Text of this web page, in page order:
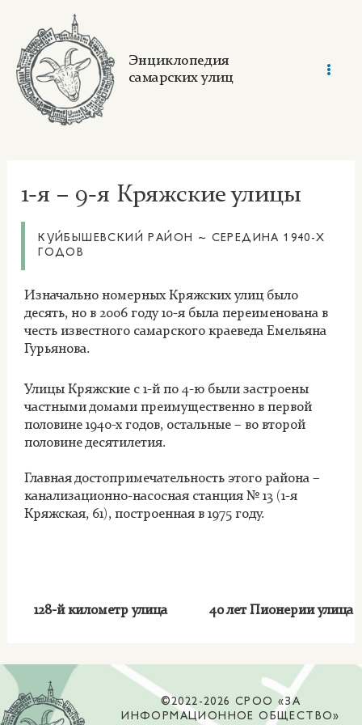
content
Энциклопедия
самарских улиц
1-я – 9-я Кряжские улицы
КУЙБЫШЕВСКИЙ РАЙОН ~ СЕРЕДИНА 1940-Х
ГОДОВ
Изначально номерных Кряжских улиц было
десять, но в 2006 году 10-я была переименована в
честь известного самарского краеведа Емельяна
Гурьянова.
Улицы Кряжские с 1-й по 4-ю были застроены
частными домами преимущественно в первой
половине 1940-х годов, остальные – во второй
половине десятилетия.
Главная достопримечательность этого района –
канализационно-насосная станция № 13 (1-я
Кряжская, 61), построенная в 1975 году.
128-й километр улица 40 лет Пионерии улица
©2022-2026 СРОО «ЗА
ИНФОРМАЦИОННОЕ ОБЩЕСТВО»